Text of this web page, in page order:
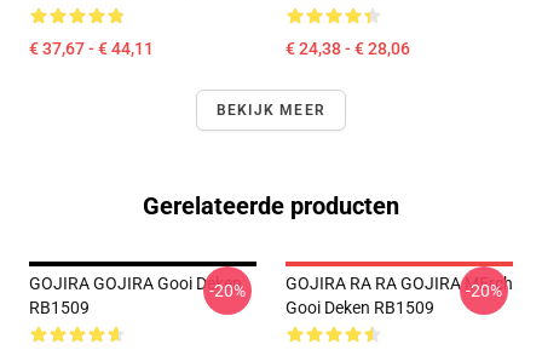
€ 37,67 - € 44,11 € 24,38 - € 28,06
BEKIJK MEER
Gerelateerde producten
GOJIRA GOJIRA Gooi Deken
RB1509
-20%
GOJIRA RA RA GOJIRA MErch
Gooi Deken RB1509
-20%